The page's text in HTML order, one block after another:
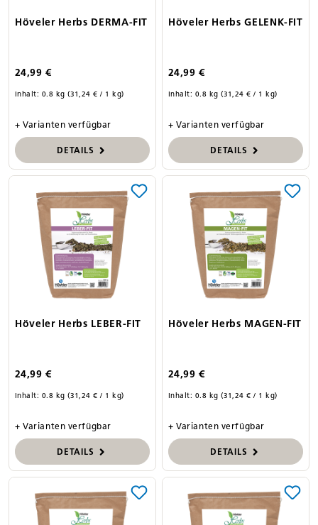
Höveler Herbs DERMA-FIT
24,99 €
Inhalt: 0.8 kg(31,24 € / 1 kg)
+ Varianten verfügbar
DETAILS
Höveler Herbs GELENK-FIT
24,99 €
Inhalt: 0.8 kg(31,24 € / 1 kg)
+ Varianten verfügbar
DETAILS
Höveler Herbs LEBER-FIT
24,99 €
Inhalt: 0.8 kg(31,24 € / 1 kg)
+ Varianten verfügbar
DETAILS
Höveler Herbs MAGEN-FIT
24,99 €
Inhalt: 0.8 kg(31,24 € / 1 kg)
+ Varianten verfügbar
DETAILS